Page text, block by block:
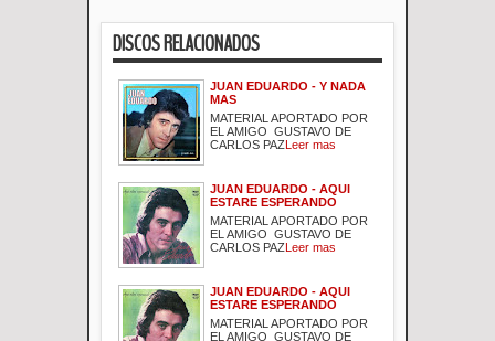
DISCOS RELACIONADOS
JUAN EDUARDO - Y NADA
MAS
MATERIAL APORTADO POR
EL AMIGO GUSTAVO DE
CARLOS PAZLeer mas
JUAN EDUARDO - AQUI
ESTARE ESPERANDO
MATERIAL APORTADO POR
EL AMIGO GUSTAVO DE
CARLOS PAZLeer mas
JUAN EDUARDO - AQUI
ESTARE ESPERANDO
MATERIAL APORTADO POR
EL AMIGO GUSTAVO DE